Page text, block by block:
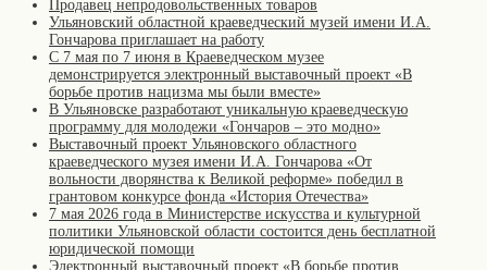
Продавец непродовольственных товаров
Ульяновский областной краеведческий музей имени И.А.
Гончарова приглашает на работу
С 7 мая по 7 июня в Краеведческом музее
демонстрируется электронный выставочный проект «В
борьбе против нацизма мы были вместе»
В Ульяновске разработают уникальную краеведческую
программу для молодежи «Гончаров – это модно»
Выставочный проект Ульяновского областного
краеведческого музея имени И.А. Гончарова «От
вольности дворянства к Великой реформе» победил в
грантовом конкурсе фонда «История Отечества»
7 мая 2026 года в Министерстве искусства и культурной
политики Ульяновской области состоится день бесплатной
юридической помощи
Электронный выставочный проект «В борьбе против